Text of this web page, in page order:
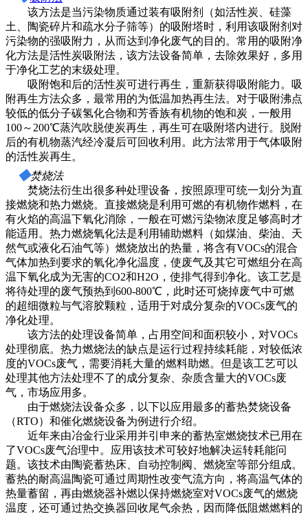
该方法是当污染物质通过装有吸附剂（如活性炭、硅藻
土、陶瓷碎片和疏水分子筛等）的吸附塔时，利用该吸附剂对
污染物的强吸附力，从而达到净化废气的目的。常用的吸附净
化方法是活性炭吸附法，该方法设备简单，去除效果好，多用
于净化工艺的末级处理。
吸附饱和后的活性炭可进行再生，重新获得吸附能力。吸
附再生方法众多，最常用的为低温加热再生法。对于吸附沸点
较低的低分子碳氢化合物和芳香族有机物的饱和炭，一般用
100～200℃蒸汽吹脱使炭再生，再生可在吸附塔内进行。脱附
后的有机物蒸汽经冷凝后可回收利用。此方法常用于气体吸附
的活性炭再生。
◆焚烧法
焚烧法衍生出很多种处理设备，按照原理可统一划分为直
接燃烧和热力燃烧。直接燃烧是利用可燃的有机物作燃料，在
有火焰的高温下氧化消除，一般在可燃污染物浓度足够高时才
能适用。热力燃烧氧化法是利用辅助燃料（如煤油、柴油、天
然气或液化石油气等）燃烧放出的热量，将含有VOCs的混合
气体加热到要求的氧化净化温度，使废气及其它可燃组分在高
温下氧化成为无害的CO2和H2O，使排气得到净化。该工艺是
将待处理的废气预热到600-800℃，此时还可烧掉废气中可燃
的超细微粒与气溶胶颗粒，适用于对成分复杂的VOCs废气的
净化处理。
该方法的处理设备简单，占用空间和面积较小，对VOCs
处理彻底。热力燃烧法的缺点是运行过程持续耗能，对较低浓
度的VOCs废气，需要消耗大量的燃料助燃。但是该工艺可以
处理其他方法处理不了的成分复杂、杂质含量大的VOCs废
气，市场应用多。
由于燃烧法设备众多，以下以应用最多的蓄热焚烧设备
（RTO）和催化燃烧设备为例进行介绍。
近年来由冶金行业采用并引申来的蓄热室燃烧技术已用在
了VOCs废气治理中。应用该技术可较好地解决运转耗能问
题。该技术由陶瓷蓄热床、自动控制阀、燃烧室等部分组成。
蓄热的耐高温陶瓷可通过周期性改变气流方向，将高温气体的
热量蓄留，再由燃烧器补燃以保持燃烧室对VOCs废气的燃烧
温度，还可通过热交换器回收尾气余热，因而降低阻燃燃料的